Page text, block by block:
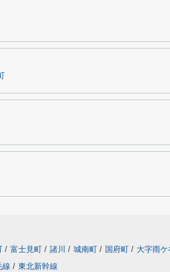
/ 富士見町 / 諸川 / 城南町 / 国府町 / 大字雨
線 / 東北新幹線